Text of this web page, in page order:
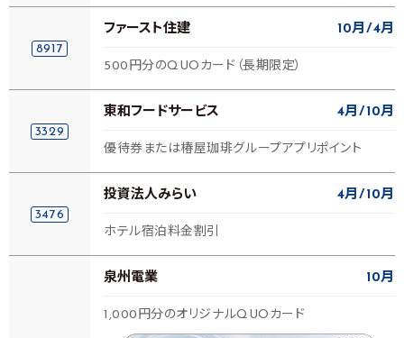
8917
ファースト住建 10月 4月
500円分のQUOカード（長期限定）
3329
東和フードサービス 4月 10月
優待券または椿屋珈琲グループアプリポイント
3476
投資法人みらい 4月 10月
ホテル宿泊料金割引
泉州電業 10月
1,000円分のオリジナルQUOカード